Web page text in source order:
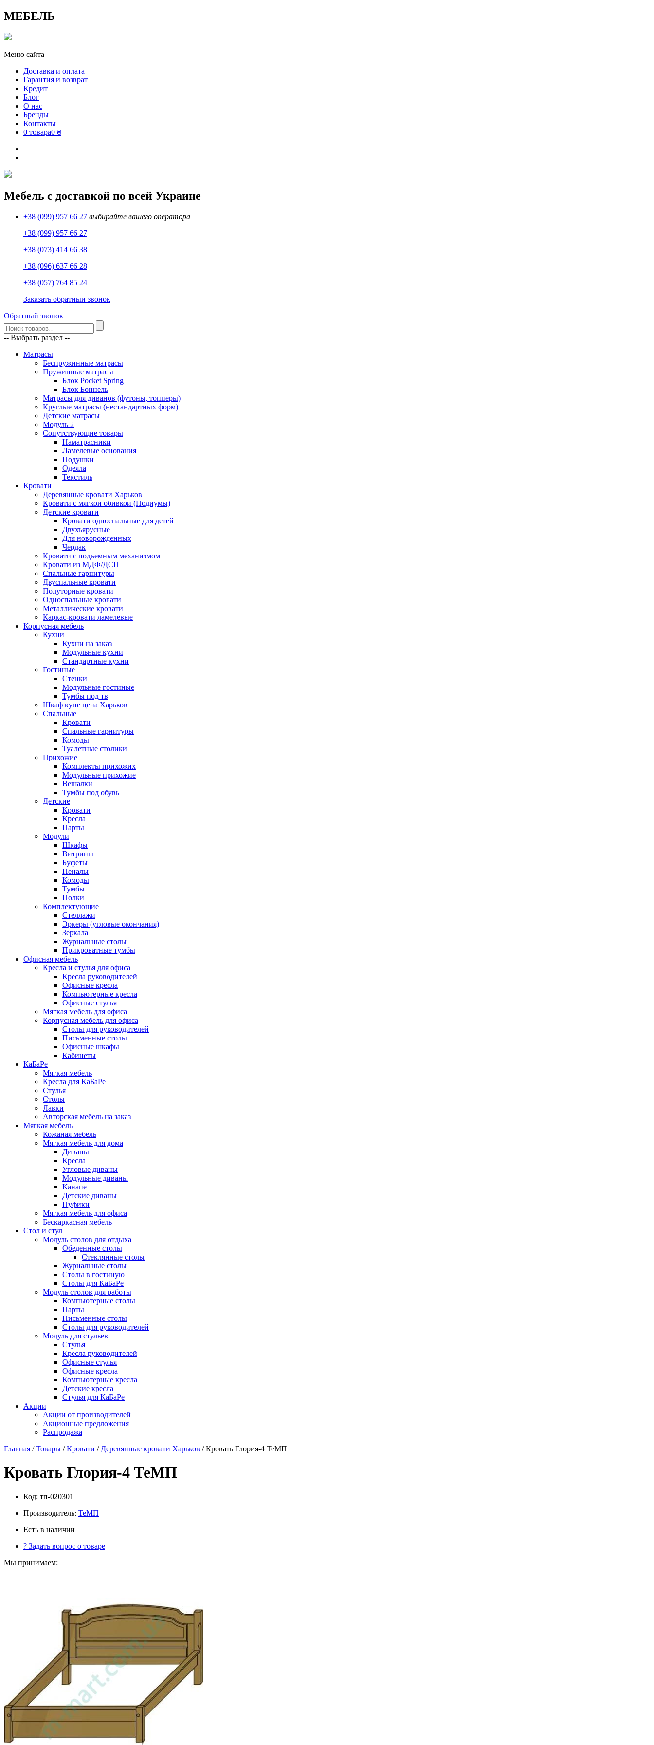
МЕБЕЛЬ
Меню сайта
Доставка и оплата
Гарантия и возврат
Кредит
Блог
О нас
Бренды
Контакты
0 товара0 ₴
Мебель с доставкой по всей Украине
+38 (099) 957 66 27 выбирайте вашего оператора
+38 (099) 957 66 27
+38 (073) 414 66 38
+38 (096) 637 66 28
+38 (057) 764 85 24
Заказать обратный звонок
Обратный звонок
-- Выбрать раздел --
Матрасы
Беспружинные матрасы
Пружинные матрасы
Блок Pocket Spring
Блок Боннель
Матрасы для диванов (футоны, топперы)
Круглые матрасы (нестандартных форм)
Детские матрасы
Модуль 2
Сопутствующие товары
Наматрасники
Ламелевые основания
Подушки
Одеяла
Текстиль
Кровати
Деревянные кровати Харьков
Кровати с мягкой обивкой (Подиумы)
Детские кровати
Кровати односпальные для детей
Двухъярусные
Для новорожденных
Чердак
Кровати с подъемным механизмом
Кровати из МДФ/ДСП
Спальные гарнитуры
Двуспальные кровати
Полуторные кровати
Односпальные кровати
Металлические кровати
Каркас-кровати ламелевые
Корпусная мебель
Кухни
Кухни на заказ
Модульные кухни
Стандартные кухни
Гостиные
Стенки
Модульные гостиные
Тумбы под тв
Шкаф купе цена Харьков
Спальные
Кровати
Спальные гарнитуры
Комоды
Туалетные столики
Прихожие
Комплекты прихожих
Модульные прихожие
Вешалки
Тумбы под обувь
Детские
Кровати
Кресла
Парты
Модули
Шкафы
Витрины
Буфеты
Пеналы
Комоды
Тумбы
Полки
Комплектующие
Стеллажи
Эркеры (угловые окончания)
Зеркала
Журнальные столы
Прикроватные тумбы
Офисная мебель
Кресла и стулья для офиса
Кресла руководителей
Офисные кресла
Компьютерные кресла
Офисные стулья
Мягкая мебель для офиса
Корпусная мебель для офиса
Столы для руководителей
Письменные столы
Офисные шкафы
Кабинеты
КаБаРе
Мягкая мебель
Кресла для КаБаРе
Стулья
Столы
Лавки
Авторская мебель на заказ
Мягкая мебель
Кожаная мебель
Мягкая мебель для дома
Диваны
Кресла
Угловые диваны
Модульные диваны
Канапе
Детские диваны
Пуфики
Мягкая мебель для офиса
Бескаркасная мебель
Стол и стул
Модуль столов для отдыха
Обеденные столы
Стеклянные столы
Журнальные столы
Столы в гостиную
Столы для КаБаРе
Модуль столов для работы
Компьютерные столы
Парты
Письменные столы
Столы для руководителей
Модуль для стульев
Стулья
Кресла руководителей
Офисные стулья
Офисные кресла
Компьютерные кресла
Детские кресла
Стулья для КаБаРе
Акции
Акции от производителей
Акционные предложения
Распродажа
Главная /Товары /Кровати / Деревянные кровати Харьков / Кровать Глория-4 ТеМП
Кровать Глория-4 ТеМП
Код: тп-020301
Производитель: ТеМП
Есть в наличии
? Задать вопрос о товаре
Мы принимаем: